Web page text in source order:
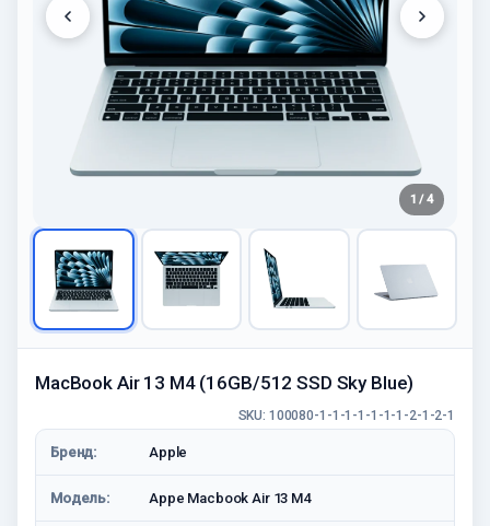
1 / 4
MacBook Air 13 M4 (16GB/512 SSD Sky Blue)
SKU: 100080-1-1-1-1-1-1-1-2-1-2-1
Бренд: Apple
Модель: Appe Macbook Air 13 M4